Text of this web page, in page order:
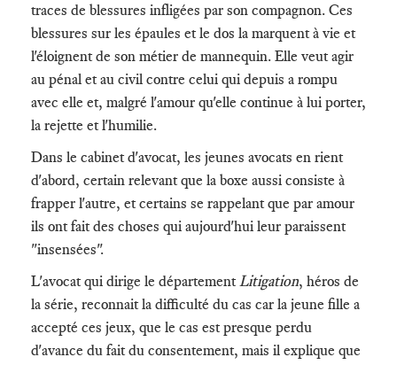
traces de blessures infligées par son compagnon. Ces
blessures sur les épaules et le dos la marquent à vie et
l'éloignent de son métier de mannequin. Elle veut agir
au pénal et au civil contre celui qui depuis a rompu
avec elle et, malgré l'amour qu'elle continue à lui porter,
la rejette et l'humilie.
Dans le cabinet d'avocat, les jeunes avocats en rient
d'abord, certain relevant que la boxe aussi consiste à
frapper l'autre, et certains se rappelant que par amour
ils ont fait des choses qui aujourd'hui leur paraissent
"insensées".
L'avocat qui dirige le département Litigation, héros de
la série, reconnait la difficulté du cas car la jeune fille a
accepté ces jeux, que le cas est presque perdu
d'avance du fait du consentement, mais il explique que